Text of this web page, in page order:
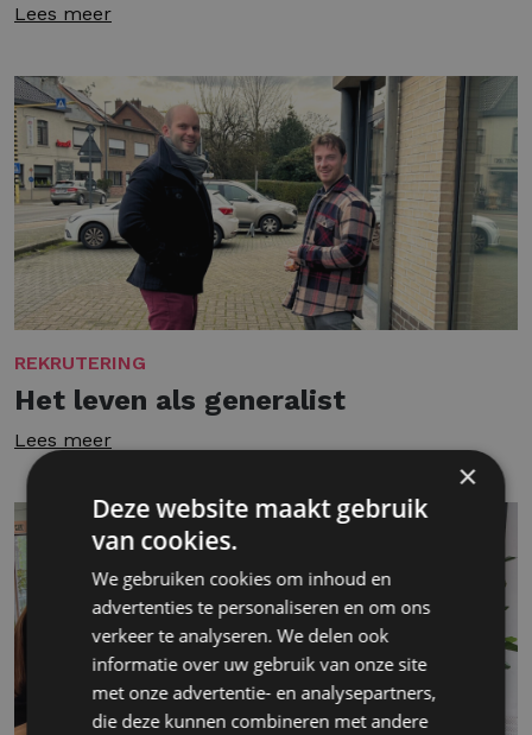
Lees meer
REKRUTERING
Het leven als generalist
Lees meer
×
Deze website maakt gebruik
van cookies.
We gebruiken cookies om inhoud en
advertenties te personaliseren en om ons
verkeer te analyseren. We delen ook
informatie over uw gebruik van onze site
met onze advertentie- en analysepartners,
die deze kunnen combineren met andere